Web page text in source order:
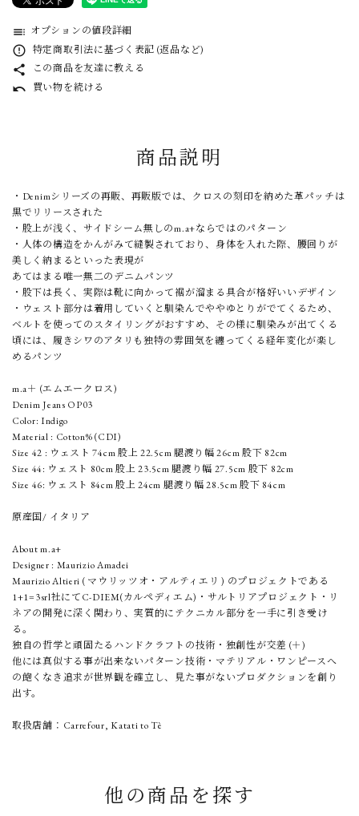
toc オプションの値段詳細
error_outline 特定商取引法に基づく表記 (返品など)
share この商品を友達に教える
undo 買い物を続ける
商品説明
・Denimシリーズの再販、再販版では、クロスの刻印を納めた革パッチは
黒でリリースされた
・股上が浅く、サイドシーム無しのm.a+ならではのパターン
・人体の構造をかんがみて縫製されており、身体を入れた際、腰回りが
美しく納まるといった表現が
あてはまる唯一無二のデニムパンツ
・股下は長く、実際は靴に向かって裾が溜まる具合が格好いいデザイン
・ウェスト部分は着用していくと馴染んでややゆとりがでてくるため、
ベルトを使ってのスタイリングがおすすめ、その様に馴染みが出てくる
頃には、履きシワのアタリも独特の雰囲気を纏ってくる経年変化が楽し
めるパンツ
m.a＋ (エムエークロス)
Denim Jeans OP03
Color: Indigo
Material : Cotton% (CDI)
Size 42 : ウェスト 74cm 股上 22.5cm 腿渡り幅 26cm 股下 82cm
Size 44: ウェスト 80cm 股上 23.5cm 腿渡り幅 27.5cm 股下 82cm
Size 46: ウェスト 84cm 股上 24cm 腿渡り幅 28.5cm 股下 84cm
原産国/ イタリア
About m.a+
Designer : Maurizio Amadei
Maurizio Altieri ( マウリッツオ・アルティエリ ) のプロジェクトである
1+1=3srl社にてC-DIEM(カルペディエム)・サルトリアプロジェクト・リ
ネアの開発に深く関わり、実質的にテクニカル部分を一手に引き受け
る。
独自の哲学と頑固たるハンドクラフトの技術・独創性が交差 (＋)
他には真似する事が出来ないパターン技術・マテリアル・ワンピースへ
の飽くなき追求が世界観を確立し、見た事がないプロダクションを創り
出す。
取扱店舗：Carrefour, Katati to Tè
他の商品を探す